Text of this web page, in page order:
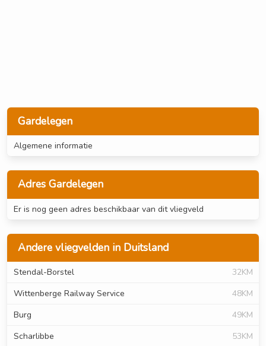
Gardelegen
Algemene informatie
Adres Gardelegen
Er is nog geen adres beschikbaar van dit vliegveld
Andere vliegvelden in Duitsland
Stendal-Borstel
32KM
Wittenberge Railway Service
48KM
Burg
49KM
Scharlibbe
53KM